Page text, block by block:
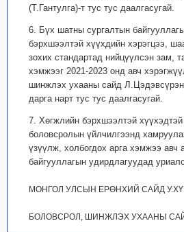
(Т.Гантулга)-т тус тус даалгасугай.
6. Бүх шатны сургалтын
бэрхшээлтэй хүүхдийн хэрэгцээ,
зохих стандартад нийцүүлсэн зам,
хэмжээг 2021-2023 онд авч
шинжлэх ухааны сайд Л.Цэдэвсүрэн,
дарга нарт тус тус даалгасугай.
7. Хөгжлийн бэрхшээлтэй хүүхэдтэй
боловсролын үйлчилгээнд
үзүүлж, холбогдох арга хэмжээ авч
байгууллагын удирдлагуудад
МОНГОЛ УЛСЫН ЕРӨНХИЙ САЙД
БОЛОВСРОЛ, ШИНЖЛЭХ УХААНЫ